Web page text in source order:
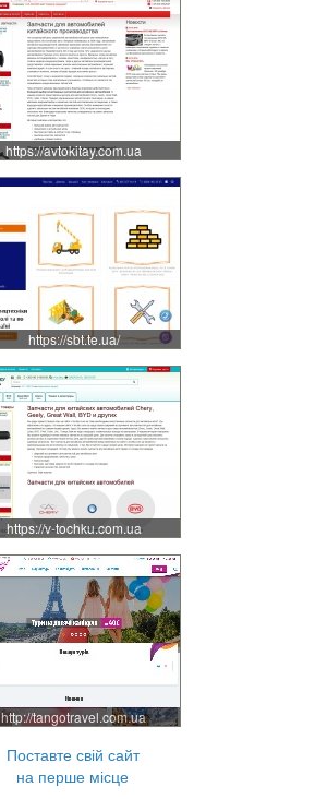
https://avtokitay.com.ua
https://sbt.te.ua/
https://v-tochku.com.ua
http://tangotravel.com.ua
Поставте свій сайт
на перше місце